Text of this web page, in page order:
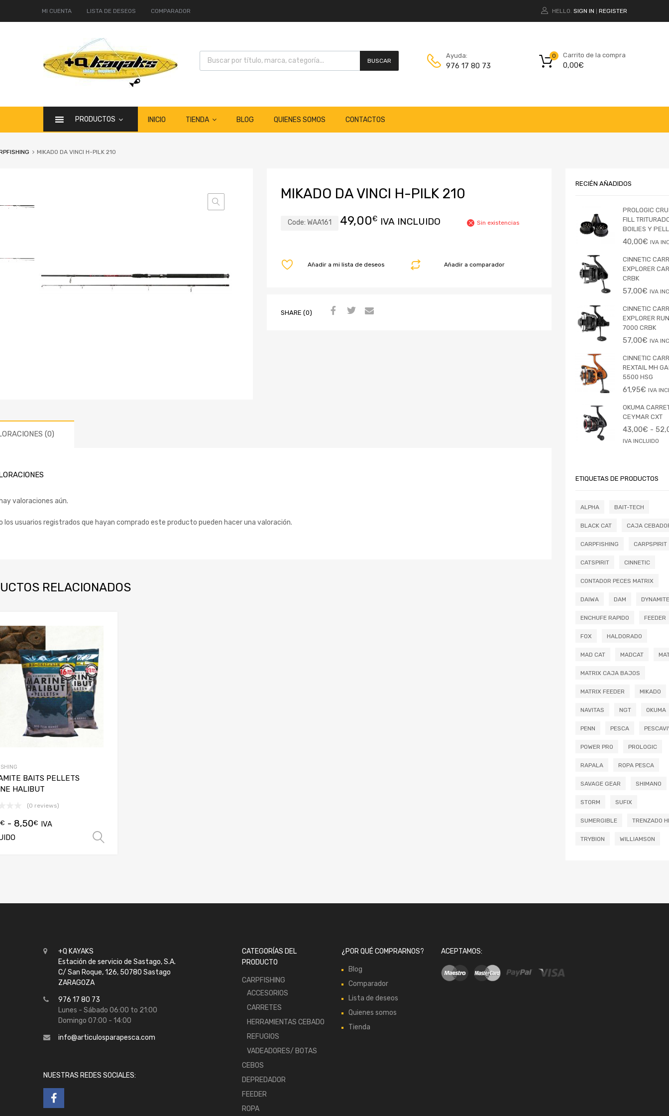
MI CUENTA LISTA DE DESEOS COMPARADOR HELLO. SIGN IN REGISTER
BUSCAR
Ayuda:
976 17 80 73
Carrito de la compra
0,00€
0
PRODUCTOS INICIO TIENDA BLOG QUIENES SOMOS CONTACTOS
MIKADO DA VINCI H-PILK 210
MIKADO DA VINCI H-PILK 210
Code: WAA161 49,00€ IVA INCLUIDO Sin existencias
Añadir a comparador
Añadir a mi lista de deseos
SHARE (0)
(0)
valoraciones aún.
los usuarios registrados que hayan comprado este producto pueden hacer una valoración.
RELACIONADOS
BAITS PELLETS
HALIBUT
(0 reviews)
€ - 8,50€ IVA
RECIÉN AÑADIDOS
PROLOGIC
FILL
BOILIES Y
40,00€ IVA
CINNETIC
EXPLORER
CRBK
57,00€ IVA
CINNETIC
EXPLORER
7000 CRBK
57,00€ IVA
CINNETIC
REXTAIL MH
5500 HSG
61,95€ IVA
OKUMA
CEYMAR CXT
43,00€ -
IVA INCLUIDO
ETIQUETAS DE PRODUCTOS
ALPHA BAIT-TECH
BLACK CAT CAJA
CARPFISHING CARPSPIRIT
CATSPIRIT CINNETIC
CONTADOR PECES MATRIX
DAIWA DAM DYNAMITE
ENCHUFE RAPIDO FEEDER
FOX HALDORADO
MAD CAT MADCAT
MATRIX CAJA BAJOS
MATRIX FEEDER MIKADO
NAVITAS NGT OKUMA
PENN PESCA
POWER PRO PROLOGIC
RAPALA ROPA PESCA
SAVAGE GEAR SHIMANO
STORM SUFIX
SUMERGIBLE TRENZADO
TRYBION WILLIAMSON
+Q KAYAKS
Estación de servicio de Sastago, S.A.
C/ San Roque, 126, 50780 Sastago
ZARAGOZA
976 17 80 73
Lunes - Sábado 06:00 to 21:00
Domingo 07:00 - 14:00
info@articulosparapesca.com
NUESTRAS REDES SOCIALES:
CATEGORÍAS DEL
PRODUCTO
CARPFISHING
ACCESORIOS
CARRETES
HERRAMIENTAS CEBADO
REFUGIOS
VADEADORES/ BOTAS
CEBOS
DEPREDADOR
FEEDER
ROPA
¿POR QUÉ COMPRARNOS?
Blog
Comparador
Lista de deseos
Quienes somos
Tienda
ACEPTAMOS: